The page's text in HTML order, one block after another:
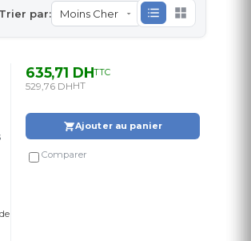
Trier par:
635,71 DHTTC
529,76 DHHT
Ajouter au panier
Comparer